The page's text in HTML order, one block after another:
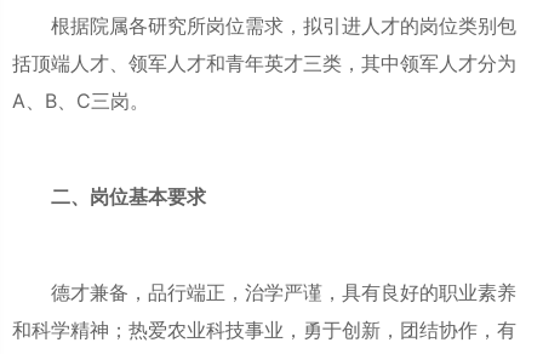
根据院属各研究所岗位需求，拟引进人才的岗位类别包
括顶端人才、领军人才和青年英才三类，其中领军人才分为
A、B、C三岗。
二、岗位基本要求
德才兼备，品行端正，治学严谨，具有良好的职业素养
和科学精神；热爱农业科技事业，勇于创新，团结协作，有